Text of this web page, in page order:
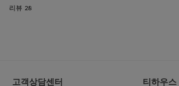
리뷰 28
고객상담센터 티하우스